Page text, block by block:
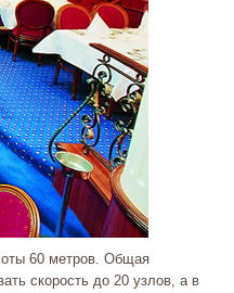
60 метров. Общая
скорость до 20 узлов, а в